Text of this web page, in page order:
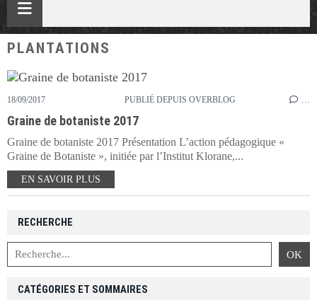
PLANTATIONS
18/09/2017 PUBLIÉ DEPUIS OVERBLOG …
Graine de botaniste 2017
Graine de botaniste 2017 Présentation L’action pédagogique «
Graine de Botaniste », initiée par l’Institut Klorane,...
EN SAVOIR PLUS
RECHERCHE
CATÉGORIES ET SOMMAIRES